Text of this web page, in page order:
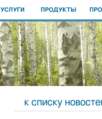
УСЛУГИ ПРОДУКТЫ
к списку